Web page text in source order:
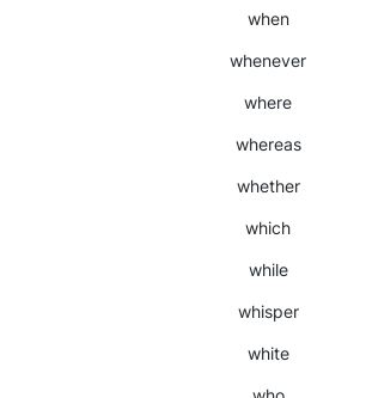
when
whenever
where
whereas
whether
which
while
whisper
white